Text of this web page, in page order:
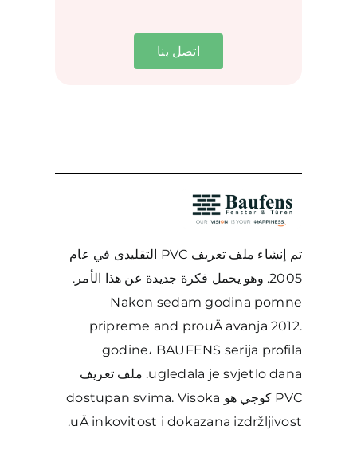
اتصل بنا
تم إنشاء ملف تعريف PVC التقليدى في عام
2005. وهو يحمل فكرة جديدة عن هذا الأمر.
Nakon sedam godina pomne
pripreme and prouÄ avanja 2012.
godine، BAUFENS serija profila
ugledala je svjetlo dana. ملف تعريف
PVC كوجي هو dostupan svima. Visoka
uÄ inkovitost i dokazana izdržljivost.